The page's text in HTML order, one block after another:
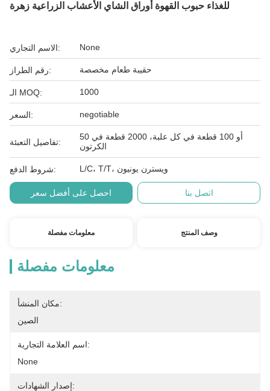
للغذاء حبوب القهوة أوراق الشاي الأعشاب الزراعية زهرة
الاسم التجاري: None
رقم الطراز: حقيبة طعام مخصصة
الـ MOQ: 1000
السعر: negotiable
تفاصيل التعبئة:
50 أو 100 قطعة في كل علبة، 2000 قطعة في
الكرتون
شروط الدفع: L/C، T/T، ويسترن يونيون
احصل على أفضل سعر اتصل بنا
معلومات مفصلة وصف المنتج
معلومات مفصلة
مكان المنشأ:
الصين
اسم العلامة التجارية:
None
إصدار الشهادات: